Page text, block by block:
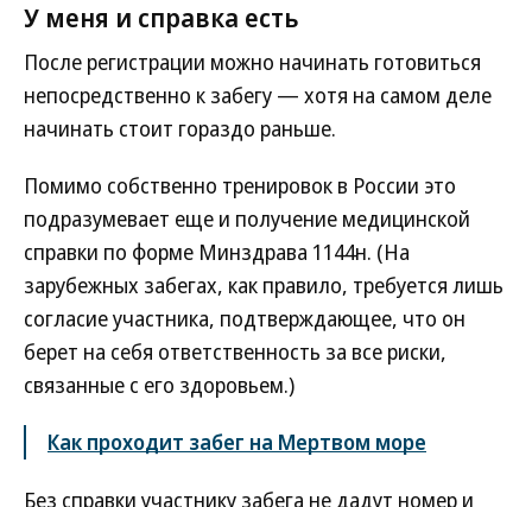
У меня и справка есть
После регистрации можно начинать готовиться
непосредственно к забегу — хотя на самом деле
начинать стоит гораздо раньше.
Помимо собственно тренировок в России это
подразумевает еще и получение медицинской
справки по форме Минздрава 1144н. (На
зарубежных забегах, как правило, требуется лишь
согласие участника, подтверждающее, что он
берет на себя ответственность за все риски,
связанные с его здоровьем.)
Как проходит забег на Мертвом море
Без справки участнику забега не дадут номер и